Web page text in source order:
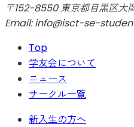
〒152-8550 東京都目黒区大
Email: info@isct-se-
Top
学友会について
ニュース
サークル一覧
新入生の方へ